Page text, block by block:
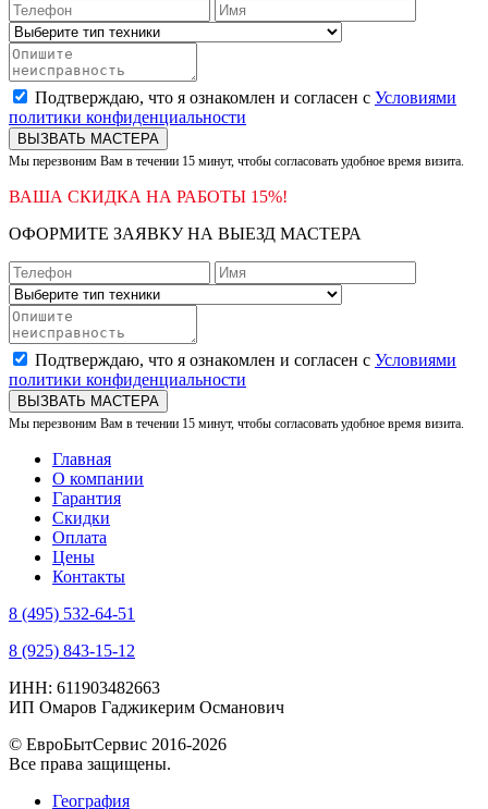
Подтверждаю, что я ознакомлен и согласен с Условиями
политики конфиденциальности
ВЫЗВАТЬ МАСТЕРА
Мы перезвоним Вам в течении 15 минут, чтобы согласовать удобное время визита.
ВАША СКИДКА НА РАБОТЫ 15%!
ОФОРМИТЕ ЗАЯВКУ НА ВЫЕЗД МАСТЕРА
Подтверждаю, что я ознакомлен и согласен с Условиями
политики конфиденциальности
ВЫЗВАТЬ МАСТЕРА
Мы перезвоним Вам в течении 15 минут, чтобы согласовать удобное время визита.
Главная
О компании
Гарантия
Скидки
Оплата
Цены
Контакты
8 (495) 532-64-51
8 (925) 843-15-12
ИНН: 611903482663
ИП Омаров Гаджикерим Османович
© ЕвроБытСервис 2016-2026
Все права защищены.
География